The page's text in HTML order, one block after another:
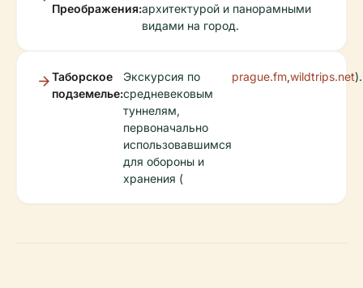
Преображения:архитектурой и панорамными
видами на город.
Таборское
подземелье:
Экскурсия по
средневековым
туннелям,
первоначально
использовавшимся
для обороны и
хранения (
prague.fm,wildtrips.net).